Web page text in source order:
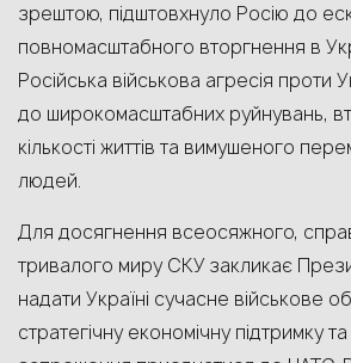
зрештою, підштовхнуло Росію до
повномасштабного вторгнення в
Російська військова агресія проти
до широкомасштабних руйнувань,
кількості життів та вимушеного
людей.
Для досягнення всеосяжного,
тривалого миру СКУ закликає
надати Україні сучасне військове
стратегічну економічну підтримку